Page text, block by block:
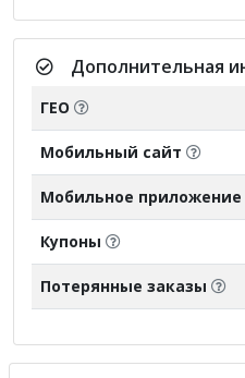
Дополнительная
ГЕО
Мобильный сайт
Мобильное приложение
Купоны
Потерянные заказы